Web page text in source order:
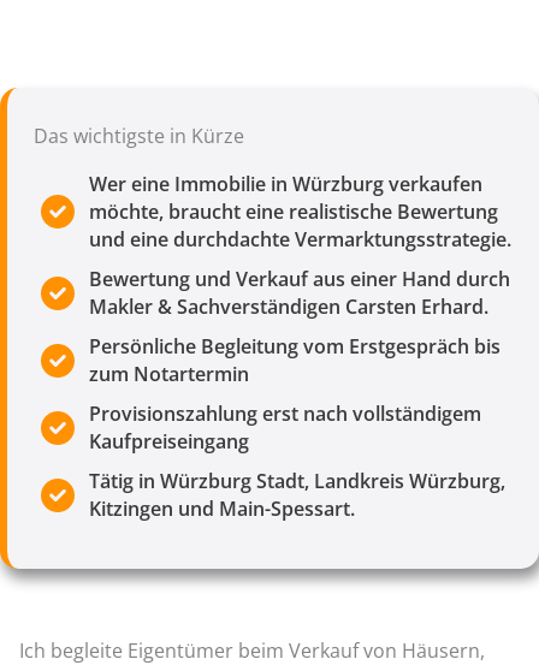
Das wichtigste in Kürze
Wer eine Immobilie in Würzburg verkaufen
möchte, braucht eine realistische Bewertung
und eine durchdachte Vermarktungsstrategie.
Bewertung und Verkauf aus einer Hand durch
Makler & Sachverständigen Carsten Erhard.
Persönliche Begleitung vom Erstgespräch bis
zum Notartermin
Provisionszahlung erst nach vollständigem
Kaufpreiseingang
Tätig in Würzburg Stadt, Landkreis Würzburg,
Kitzingen und Main-Spessart.
Ich begleite Eigentümer beim Verkauf von Häusern,